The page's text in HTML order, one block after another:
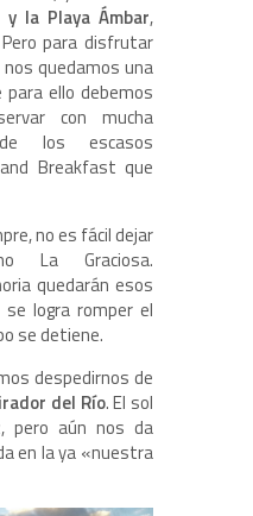
la Playa Ámbar,
para disfrutar
quedamos una
para ello debemos
con mucha
los escasos
Breakfast que
no es fácil dejar
La Graciosa.
quedarán esos
logra romper el
se detiene.
despedirnos de
del Río. El sol
pero aún nos da
en la ya «nuestra